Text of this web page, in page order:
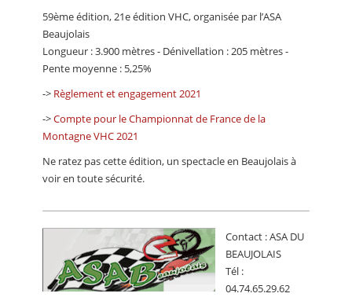
59ème édition, 21e édition VHC, organisée par l’ASA
Beaujolais
Longueur : 3.900 mètres - Dénivellation : 205 mètres -
Pente moyenne : 5,25%
-> Règlement et engagement 2021
->Compte pour le Championnat de France de la
Montagne VHC 2021
Ne ratez pas cette édition, un spectacle en Beaujolais à
voir en toute sécurité.
Contact : ASA DU
BEAUJOLAIS
Tél :
04.74.65.29.62